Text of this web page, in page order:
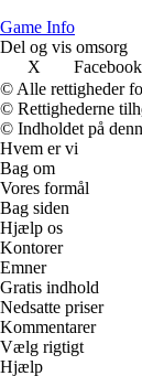
Game Info
Del og vis omsorg
X
Facebook
© Alle rettigheder
© Rettighederne
© Indholdet på
Hvem er vi
Bag om
Vores formål
Bag siden
Hjælp os
Kontorer
Emner
Gratis indhold
Nedsatte priser
Kommentarer
Vælg rigtigt
Hjælp